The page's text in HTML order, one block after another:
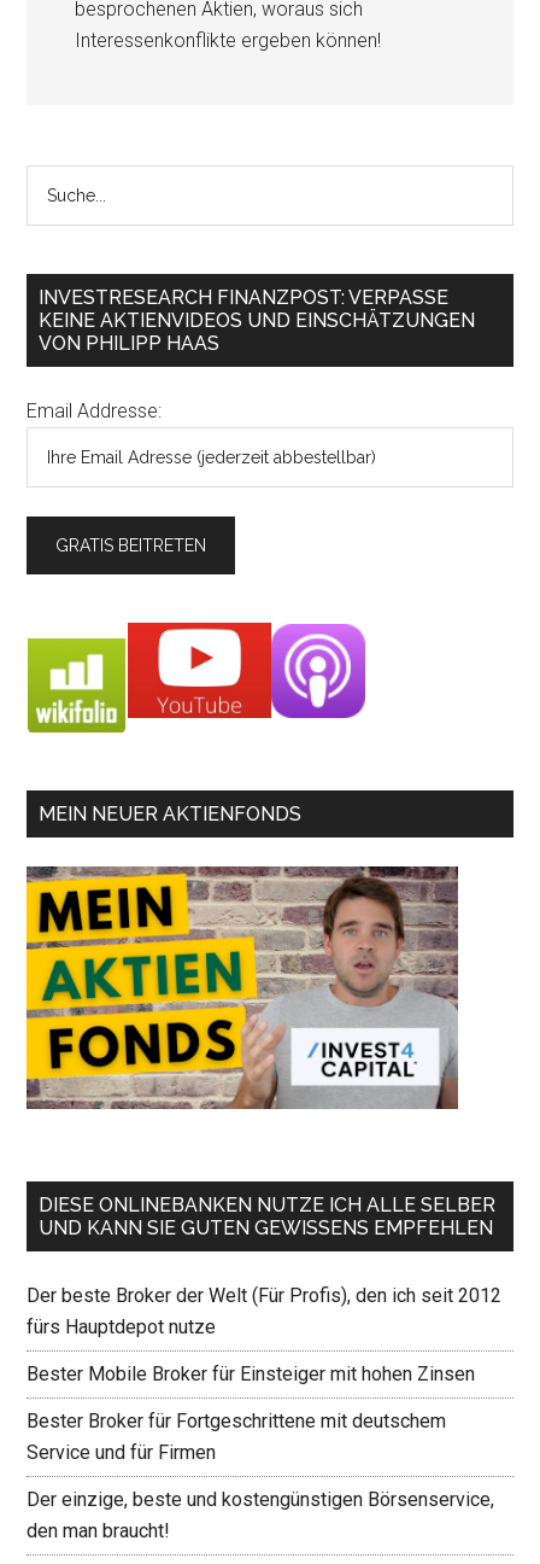
besprochenen Aktien, woraus sich
Interessenkonflikte ergeben können!
INVESTRESEARCH FINANZPOST: VERPASSE
KEINE AKTIENVIDEOS UND EINSCHÄTZUNGEN
VON PHILIPP HAAS
Email Addresse:
MEIN NEUER AKTIENFONDS
DIESE ONLINEBANKEN NUTZE ICH ALLE SELBER
UND KANN SIE GUTEN GEWISSENS EMPFEHLEN
Der beste Broker der Welt (Für Profis), den ich seit 2012
fürs Hauptdepot nutze
Bester Mobile Broker für Einsteiger mit hohen Zinsen
Bester Broker für Fortgeschrittene mit deutschem
Service und für Firmen
Der einzige, beste und kostengünstigen Börsenservice,
den man braucht!